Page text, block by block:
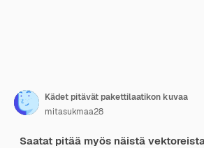
Kädet pitävät pakettilaatikon kuvaa
mitasukmaa28
Saatat pitää myös näistä